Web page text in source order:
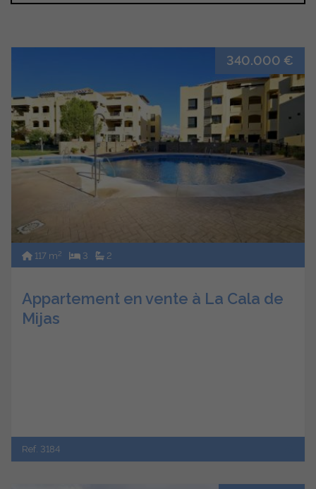
340.000 €
117 m2 3 2
Appartement en vente à La Cala de
Mijas
Ref. 3184